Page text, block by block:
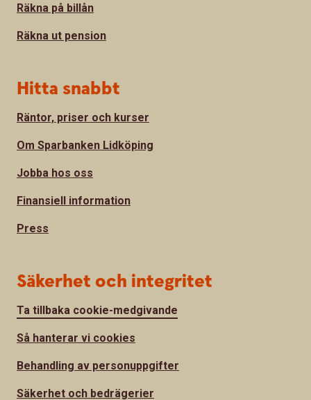
Räkna på billån
Räkna ut pension
Hitta snabbt
Räntor, priser och kurser
Om Sparbanken Lidköping
Jobba hos oss
Finansiell information
Press
Säkerhet och integritet
Ta tillbaka cookie-medgivande
Så hanterar vi cookies
Behandling av personuppgifter
Säkerhet och bedrägerier